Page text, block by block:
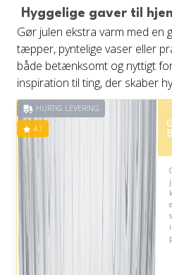
Hyggelige gaver til
Gør julen ekstra varm med en
tæpper, pyntelige vaser eller
både betænksomt og nyttigt
inspiration til ting, der skaber
HURTIG LEVERING
4.1